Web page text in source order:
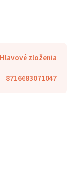
Hlavové zloženia
8716683071047